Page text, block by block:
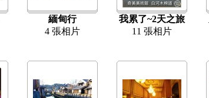
緬甸行
4 張相片
我累了~2天之旅
11 張相片